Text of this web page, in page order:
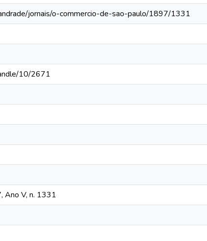
jornais/o-commercio-de-sao-paulo/1897/1331
10/2671
Ano V, n. 1331